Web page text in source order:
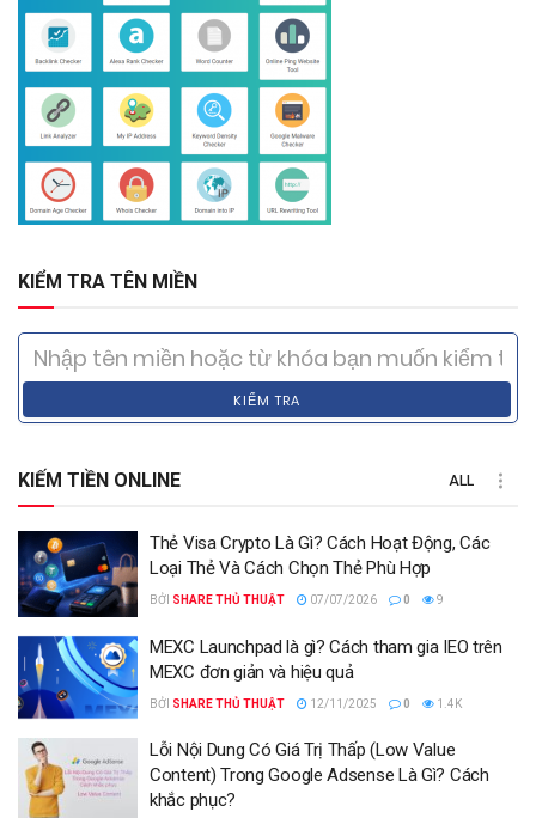
KIỂM TRA TÊN MIỀN
KIỂM TRA
KIẾM TIỀN ONLINE ALL
Thẻ Visa Crypto Là Gì? Cách Hoạt Động, Các
Loại Thẻ Và Cách Chọn Thẻ Phù Hợp
BỞI SHARE THỦ THUẬT 07/07/2026 0 9
MEXC Launchpad là gì? Cách tham gia IEO trên
MEXC đơn giản và hiệu quả
BỞI SHARE THỦ THUẬT 12/11/2025 0 1.4K
Lỗi Nội Dung Có Giá Trị Thấp (Low Value
Content) Trong Google Adsense Là Gì? Cách
khắc phục?